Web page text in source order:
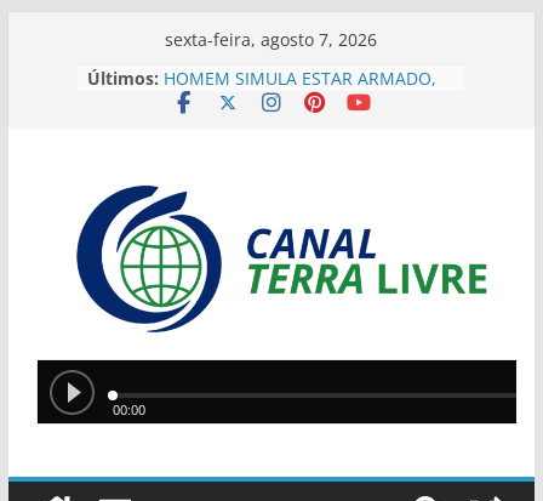
sexta-feira, agosto 7, 2026
Últimos: HOMEM SIMULA ESTAR ARMADO,
ROUBA MOTOCICLETA, MAS É
PORTA-MALAS É PRESO PELO 22°
DP NA ZONA NORTE
Suspeito de furtos e
arrombamentos é preso após
tentar fugir em Floriano
“DEUS FOI QUEM MOVEU A MINHA
RELIGIOSOS
Teresina recebe etapa do Circuito